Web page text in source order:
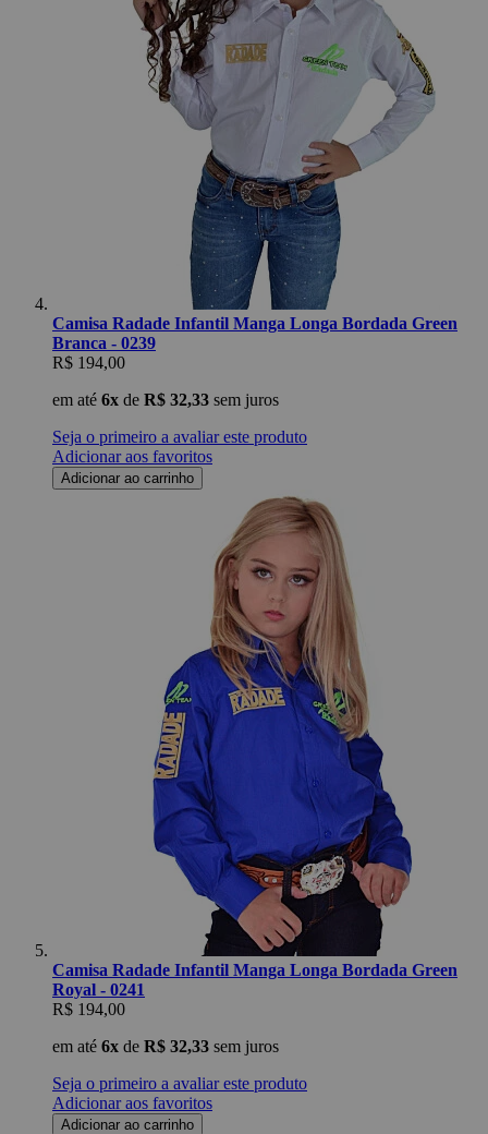
Camisa Radade Infantil Manga Longa Bordada Green
Branca - 0239
R$ 194,00
em até 6x de R$ 32,33 sem juros
Seja o primeiro a avaliar este produto
Adicionar aos favoritos
Adicionar ao carrinho
Camisa Radade Infantil Manga Longa Bordada Green
Royal - 0241
R$ 194,00
em até 6x de R$ 32,33 sem juros
Seja o primeiro a avaliar este produto
Adicionar aos favoritos
Adicionar ao carrinho